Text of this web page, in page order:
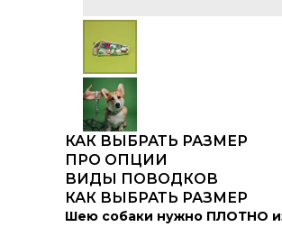
КАК ВЫБРАТЬ РАЗМЕР
ПРО ОПЦИИ
ВИДЫ ПОВОДКОВ
КАК ВЫБРАТЬ РАЗМЕР
Шею собаки нужно ПЛОТНО